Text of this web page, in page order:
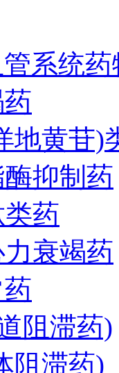
系统药
地黄苷)
抑制药
药
衰竭药
阻滞药)
阻滞药)